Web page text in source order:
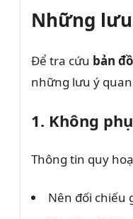
Những lưu
Để tra cứu bản
những lưu ý
1. Không
Thông tin quy
Nên đối chiếu